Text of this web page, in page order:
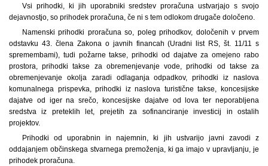
Vsi prihodki, ki jih uporabniki sredstev proračuna ustvarjajo s svojo
dejavnostjo, so prihodek proračuna, če ni s tem odlokom drugače določeno.
Namenski prihodki proračuna so, poleg prihodkov, določenih v prvem
odstavku 43. člena Zakona o javnih financah (Uradni list RS, št. 11/11 s
spremembami), tudi požarne takse, prihodki od dajatve za omejeno rabo
prostora, prihodki takse za obremenjevanje vode, prihodki od takse za
obremenjevanje okolja zaradi odlaganja odpadkov, prihodki iz naslova
komunalnega prispevka, prihodki iz naslova turistične takse, koncesijske
dajatve od iger na srečo, koncesijske dajatve od lova ter neporabljena
sredstva iz preteklih let, prejetih za sofinanciranje investicij in ostalih
projektov.
Prihodki od uporabnin in najemnin, ki jih ustvarijo javni zavodi z
oddajanjem občinskega stvarnega premoženja, ki ga imajo v upravljanju, je
prihodek proračuna.